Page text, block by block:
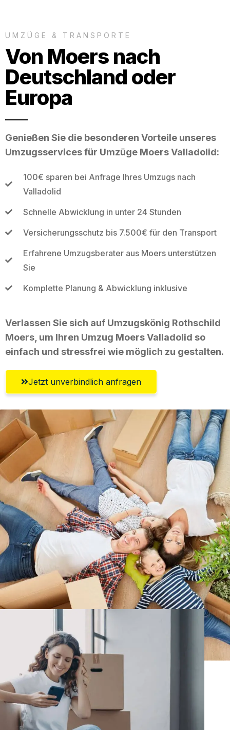
UMZÜGE & TRANSPORTE
Von Moers nach
Deutschland oder
Europa
Genießen Sie die besonderen Vorteile unseres
Umzugsservices für Umzüge Moers Valladolid:
100€ sparen bei Anfrage Ihres Umzugs nach
Valladolid
Schnelle Abwicklung in unter 24 Stunden
Versicherungsschutz bis 7.500€ für den Transport
Erfahrene Umzugsberater aus Moers unterstützen
Sie
Komplette Planung & Abwicklung inklusive
Verlassen Sie sich auf Umzugskönig Rothschild
Moers, um Ihren Umzug Moers Valladolid so
einfach und stressfrei wie möglich zu gestalten.
Jetzt unverbindlich anfragen